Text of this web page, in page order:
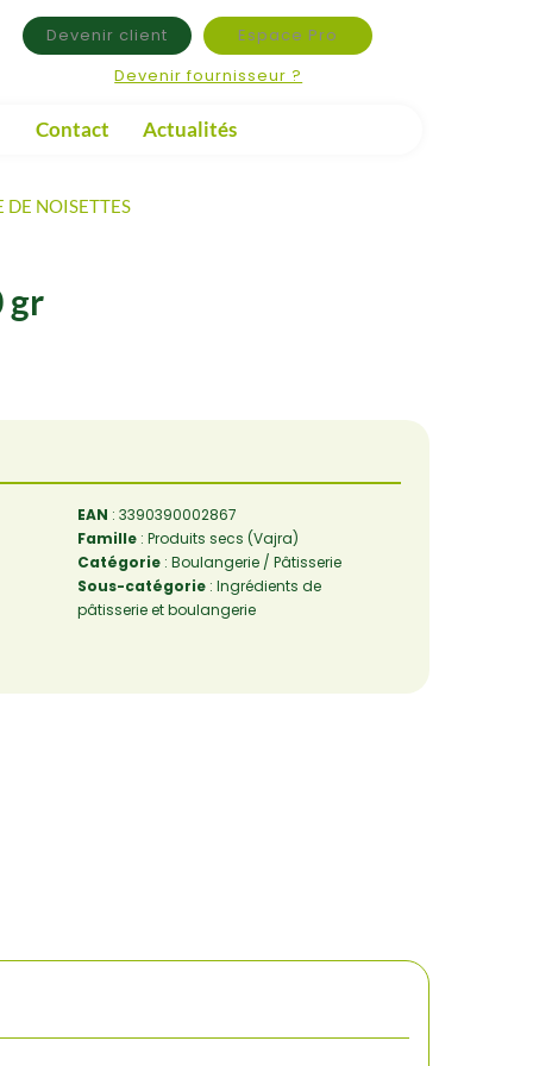
Devenir fournisseur ?
Devenir client Espace Pro
Contact Actualités
DE NOISETTES
gr
EAN : 3390390002867
Famille: Produits secs (Vajra)
Catégorie: Boulangerie / Pâtisserie
Sous-catégorie: Ingrédients de
pâtisserie et boulangerie